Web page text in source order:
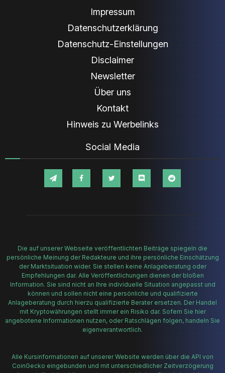
Impressum
Datenschutzerklärung
Datenschutz-Einstellungen
Disclaimer
Newsletter
Über uns
Kontakt
Hinweis zu Werbelinks
Social Media
Die auf unserer Webseite veröffentlichten Beiträge spiegeln die
persönliche Meinung der Redakteure und ihre persönliche Einschätzung
der Marktsituation wider. Sie stellen keine Anlageberatung oder
Empfehlungen dar. Alle Veröffentlichungen dienen der bloßen
Information. Sie sind nicht an Ihre individuelle Situation angepasst und
können und sollen nicht eine persönliche und qualifizierte
Anlageberatung durch hierzu qualifizierte Berater ersetzen. Der Handel
mit Kryptowährungen stellt immer ein Risiko dar. Sofern Sie hier
angebotene Informationen nutzen, oder Ratschlägen folgen, handeln Sie
eigenverantwortlich.
Alle Kursinformationen auf unserer Website werden über die API von
CoinGecko eingebunden und mit unterschiedlicher Zeitverzögerung